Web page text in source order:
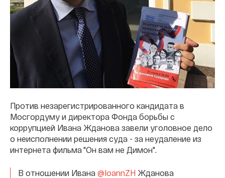
Против незарегистрированного кандидата в
Мосгордуму и директора Фонда борьбы с
коррупцией Ивана Жданова завели уголовное дело
о неисполнении решения суда - за неудаление из
интернета фильма "Он вам не Димон".
В отношении Ивана @IoannZH Жданова